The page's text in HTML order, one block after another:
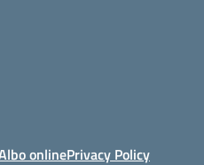
onlinePrivacy Policy